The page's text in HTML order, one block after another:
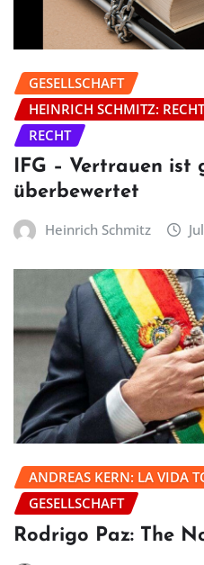
GESELLSCHAFT
HEINRICH SCHMITZ:
RECHT
IFG – Vertrauen ist
überbewertet
Heinrich Schmitz
ANDREAS KERN: LA VIDA
GESELLSCHAFT
Rodrigo Paz: The